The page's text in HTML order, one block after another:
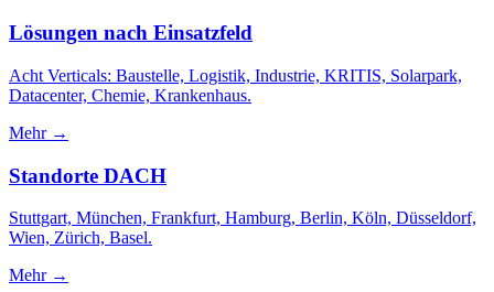
Lösungen nach Einsatzfeld
Acht Verticals: Baustelle, Logistik, Industrie, KRITIS, Solarpark,
Datacenter, Chemie, Krankenhaus.
Mehr →
Standorte DACH
Stuttgart, München, Frankfurt, Hamburg, Berlin, Köln, Düsseldorf,
Wien, Zürich, Basel.
Mehr →